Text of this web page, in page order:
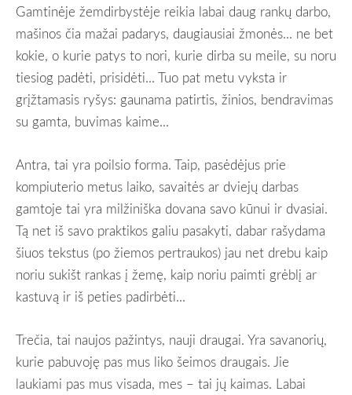
Gamtinėje žemdirbystėje reikia labai daug rankų darbo,
mašinos čia mažai padarys, daugiausiai žmonės... ne bet
kokie, o kurie patys to nori, kurie dirba su meile, su noru
tiesiog padėti, prisidėti... Tuo pat metu vyksta ir
grįžtamasis ryšys: gaunama patirtis, žinios, bendravimas
su gamta, buvimas kaime...
Antra, tai yra poilsio forma. Taip, pasėdėjus prie
kompiuterio metus laiko, savaitės ar dviejų darbas
gamtoje tai yra milžiniška dovana savo kūnui ir dvasiai.
Tą net iš savo praktikos galiu pasakyti, dabar rašydama
šiuos tekstus (po žiemos pertraukos) jau net drebu kaip
noriu sukišt rankas į žemę, kaip noriu paimti grėblį ar
kastuvą ir iš peties padirbėti...
Trečia, tai naujos pažintys, nauji draugai. Yra savanorių,
kurie pabuvoję pas mus liko šeimos draugais. Jie
laukiami pas mus visada, mes – tai jų kaimas. Labai